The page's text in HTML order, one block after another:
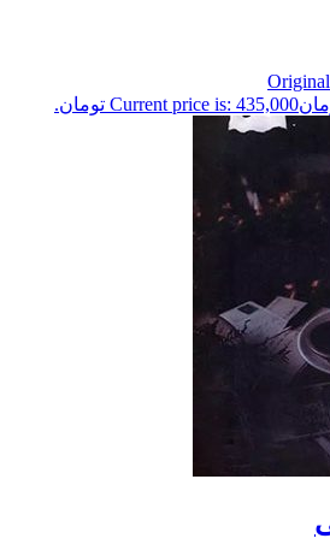
Current price is: 435,000 تومان.